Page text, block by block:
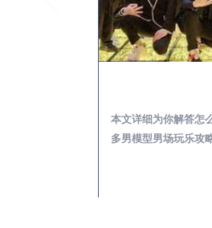
本文详细为你解答怎
多男模型男场玩乐攻